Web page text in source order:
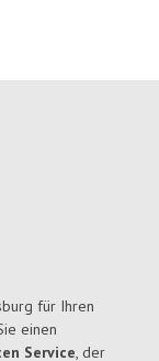
für Ihren
einen
Service, der